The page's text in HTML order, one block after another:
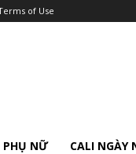
of Use
PHỤ NỮ CALI NGÀY